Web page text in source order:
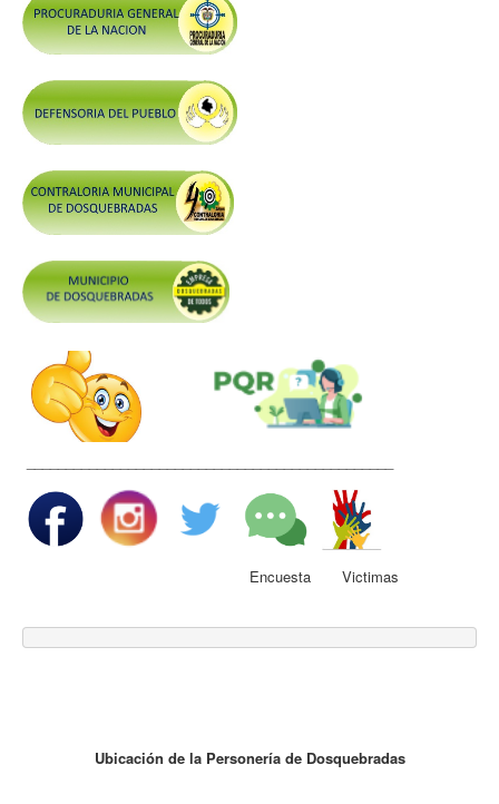
Tramites y Servicios
Contratación
Servicio Información
Control y Rendición de Cuentas
Grupos De Interés
Gestión Seguridad y Salud en el Trabajo
Correo
Conciliación y Daño Antijurídico
Veedurias
Código de Integridad
Gestión del Talento Humano
Derechos Fundamentales
Transparencia
Participa
Encuesta Victimas
Ubicación de la Personería de Dosquebradas